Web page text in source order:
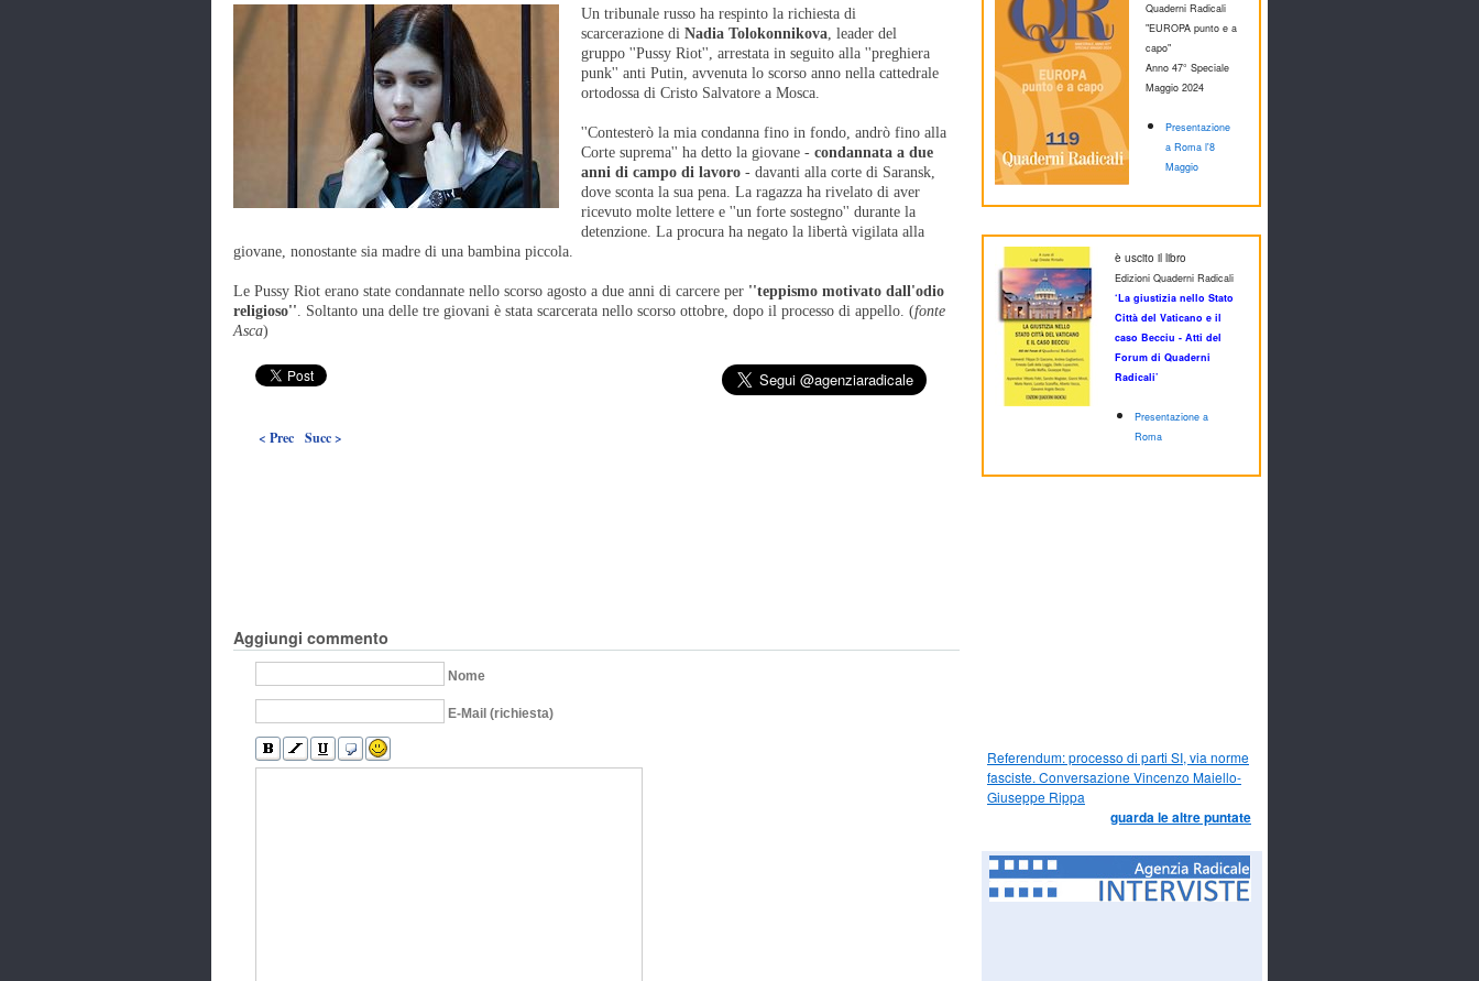
Un tribunale russo ha respinto la richiesta di
scarcerazione di Nadia Tolokonnikova, leader del
gruppo ''Pussy Riot'', arrestata in seguito alla ''preghiera
punk'' anti Putin, avvenuta lo scorso anno nella cattedrale
ortodossa di Cristo Salvatore a Mosca.
''Contesterò la mia condanna fino in fondo, andrò fino alla
Corte suprema'' ha detto la giovane - condannata a due
anni di campo di lavoro - davanti alla corte di Saransk,
dove sconta la sua pena. La ragazza ha rivelato di aver
ricevuto molte lettere e ''un forte sostegno'' durante la
detenzione. La procura ha negato la libertà vigilata alla
giovane, nonostante sia madre di una bambina piccola.
Le Pussy Riot erano state condannate nello scorso agosto a due anni di carcere per ''teppismo motivato dall'odio
religioso''. Soltanto una delle tre giovani è stata scarcerata nello scorso ottobre, dopo il processo di appello. (fonte
Asca)
< Prec Succ >
Aggiungi commento
Nome
E-Mail (richiesta)
Quaderni Radicali
"EUROPA punto e a
capo"
Anno 47° Speciale
Maggio 2024
Presentazione
a Roma l'8
Maggio
è uscito il libro
Edizioni Quaderni Radicali
‘La giustizia nello Stato
Città del Vaticano e il
caso Becciu - Atti del
Forum di Quaderni
Radicali’
Presentazione a
Roma
Referendum: processo di parti SI, via norme
fasciste. Conversazione Vincenzo Maiello-
Giuseppe Rippa
guarda le altre puntate